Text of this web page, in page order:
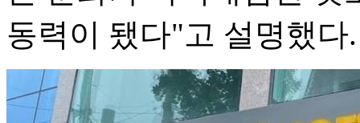
동력이 됐다"고 설명했다.